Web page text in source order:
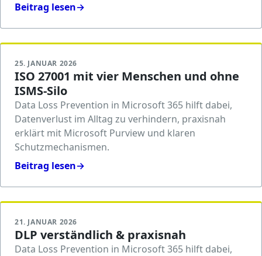
Beitrag lesen→
25. JANUAR 2026
ISO 27001 mit vier Menschen und ohne
ISMS-Silo
Data Loss Prevention in Microsoft 365 hilft dabei,
Datenverlust im Alltag zu verhindern, praxisnah
erklärt mit Microsoft Purview und klaren
Schutzmechanismen.
Beitrag lesen→
21. JANUAR 2026
DLP verständlich & praxisnah
Data Loss Prevention in Microsoft 365 hilft dabei,